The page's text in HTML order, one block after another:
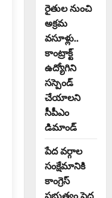
రైతుల నుంచి
అక్రమ
వసూళ్లు..
కాంట్రాక్ట్
ఉద్యోగిని
సస్పెండ్
చేయాలని
సీపీఎం
డిమాండ్
పేద వర్గాల
సంక్షేమానికి
కాంగ్రెస్
ప్రభుత్వం పెద్ద